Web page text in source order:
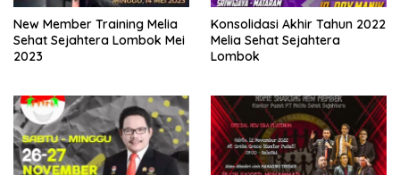
New Member Training Melia
Sehat Sejahtera Lombok Mei
2023
Konsolidasi Akhir Tahun 2022
Melia Sehat Sejahtera
Lombok